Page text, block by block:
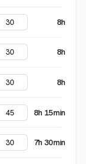
8h
8h
8h
8h 15min
7h 30min